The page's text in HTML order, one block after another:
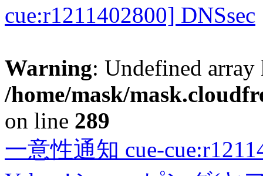
cue:r1211402800] DNSsec
Warning: Undefined
/home/mask/
on line 289
一意性通知 cue-